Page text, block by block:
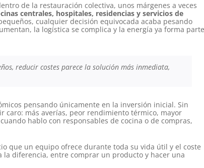
de la restauración colectiva, unos márgenes a veces
centrales, hospitales, residencias y servicios de
cualquier decisión equivocada acaba pesando
la logística se complica y la energía ya forma parte
reducir costes parece la solución más inmediata,
pensando únicamente en la inversión inicial. Sin
caro: más averías, peor rendimiento térmico, mayor
hablo con responsables de cocina o de compras,
que un equipo ofrece durante toda su vida útil y el coste
diferencia, entre comprar un producto y hacer una